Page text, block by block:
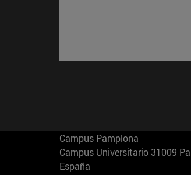
Campus Pamplona
Campus Universitario 31009
España